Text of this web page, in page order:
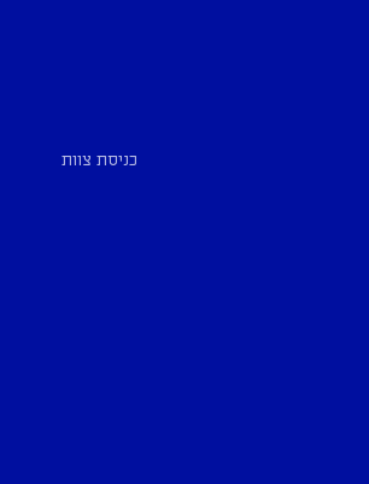
כניסת צוות